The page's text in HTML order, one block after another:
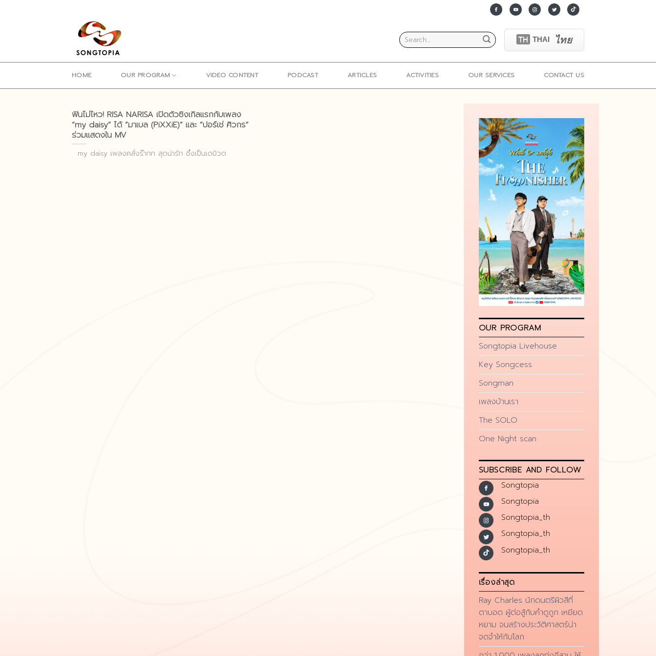
TH THAI ไทย
HOME OUR PROGRAM VIDEO CONTENT PODCAST ARTICLES ACTIVITIES OUR SERVICES CONTACT US
ฟินไม่ไหว! RISA NARISA เปิดตัวซิงเกิลแรกกับเพลง
“my daisy” ได้ “มาเบล (PiXXiE)” และ “ปอร์เช่ ศิวกร”
ร่วมแสดงใน MV
my daisy เพลงคลั่งร๊ากก สุดน่ารัก ซึ่งเป็นเดบิวต
OUR PROGRAM
Songtopia Livehouse
Key Songcess
Songman
เพลงบ้านเรา
The SOLO
One Night scan
SUBSCRIBE AND FOLLOW
Songtopia
Songtopia
Songtopia_th
Songtopia_th
Songtopia_th
เรื่องล่าสุด
Ray Charles นักดนตรีผิวสีที่
ตาบอด ผู้ต่อสู้กับคำดูถูก เหยียด
หยาม จนสร้างประวัติศาสตร์น่า
จดจำให้กับโลก